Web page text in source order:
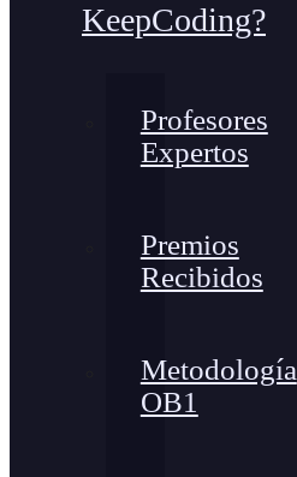
KeepCoding?
Profesores
Expertos
Premios
Recibidos
Metodología
OB1